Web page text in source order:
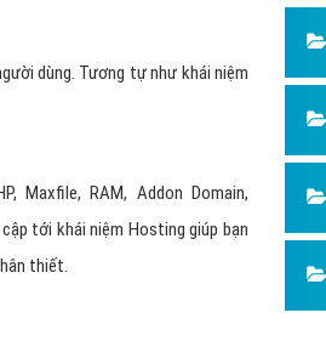
dùng. Tương tự như khái niệm
Maxfile, RAM, Addon Domain,
tới khái niệm Hosting giúp bạn
thiết.